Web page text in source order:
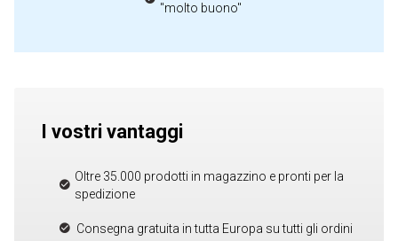
"molto buono"
I vostri vantaggi
Oltre 35.000 prodotti in magazzino e pronti per la
spedizione
Consegna gratuita in tutta Europa su tutti gli ordini